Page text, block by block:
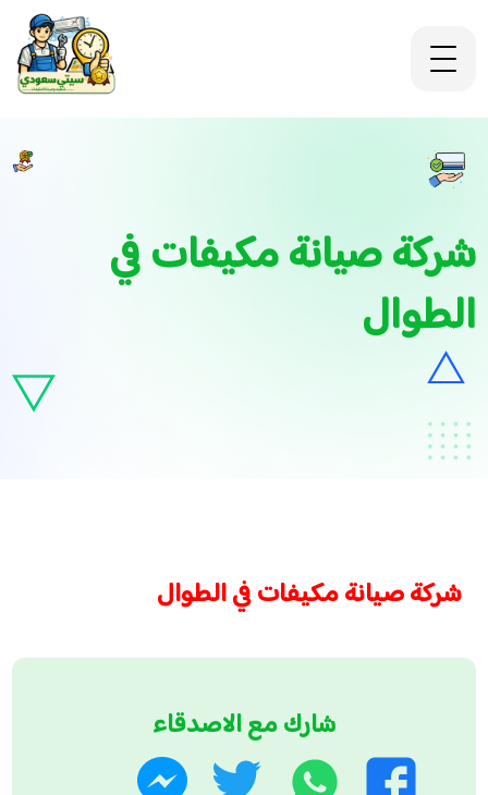
شركة صيانة مكيفات في
الطوال
شركة صيانة مكيفات في الطوال
شارك مع الاصدقاء
فيسبوك
واتساب تويتر